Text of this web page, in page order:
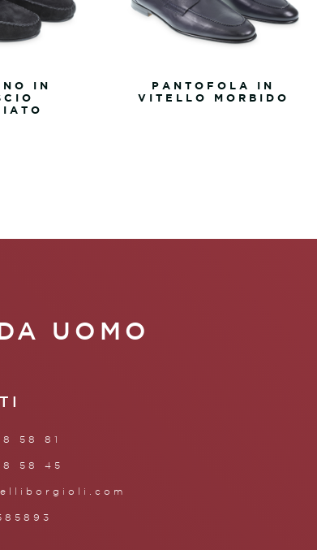
IN
PANTOFOLA IN
VITELLO MORBIDO
UOMO
58 81
58 45